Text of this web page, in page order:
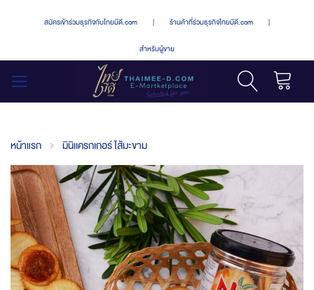
สมัครเข้าร่วมธุรกิจกับไทยมีดี.com | ร้านค้าที่ร่วมธุรกิจไทยมีดี.com |
สำหรับผู้ขาย
หน้าแรก มินิเเครกเกอร์ ไส้มะขาม
Skip
to
the
end
of
the
images
gallery